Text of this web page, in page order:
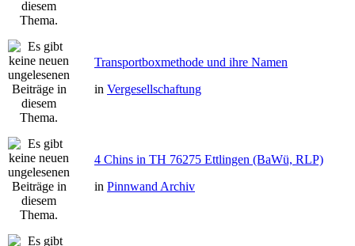
Transportboxmethode und ihre Namen
in Vergesellschaftung
4 Chins in TH 76275 Ettlingen (BaWü, RLP)
in Pinnwand Archiv